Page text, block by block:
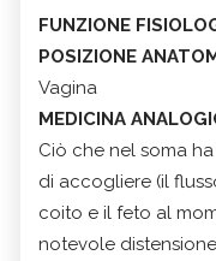
FUNZIONE
POSIZIONE
Vagina
MEDICINA
Ciò che nel soma
di accogliere (il
coito e il feto al
notevole